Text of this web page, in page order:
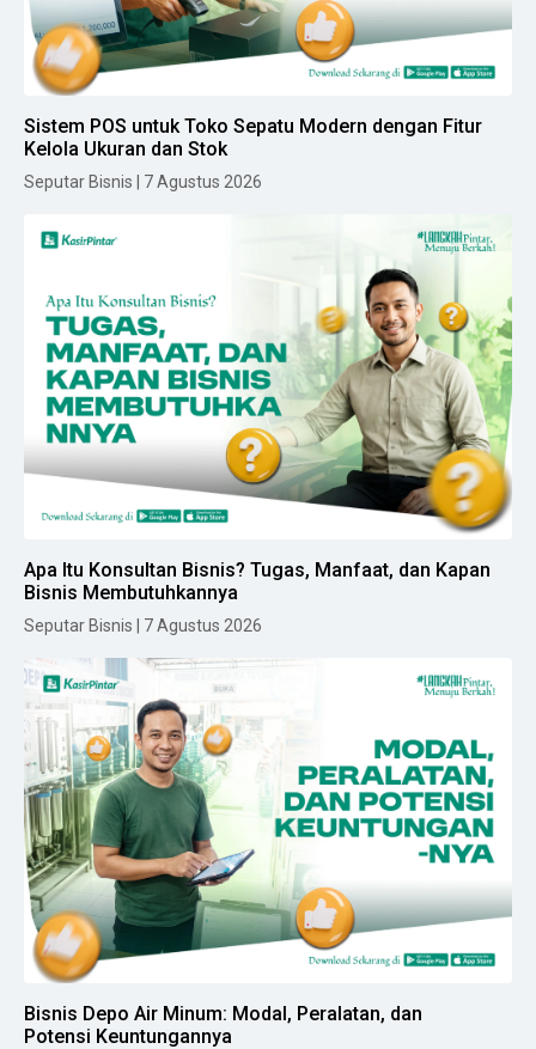
Sistem POS untuk Toko Sepatu Modern dengan Fitur
Kelola Ukuran dan Stok
Seputar Bisnis | 7 Agustus 2026
Apa Itu Konsultan Bisnis? Tugas, Manfaat, dan Kapan
Bisnis Membutuhkannya
Seputar Bisnis | 7 Agustus 2026
Bisnis Depo Air Minum: Modal, Peralatan, dan
Potensi Keuntungannya